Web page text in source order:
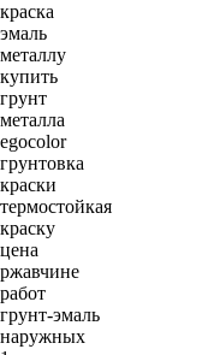
краска
эмаль
металлу
купить
грунт
металла
egocolor
грунтовка
краски
термостойкая
краску
цена
ржавчине
работ
грунт-эмаль
наружных